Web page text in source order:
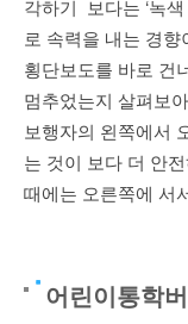
각하기 보다는 ‘녹
로 속력을 내는 경
횡단보도를 바로 건
멈추었는지 살펴보
보행자의 왼쪽에서
는 것이 보다 더 안
때에는 오른쪽에 서
어린이통학